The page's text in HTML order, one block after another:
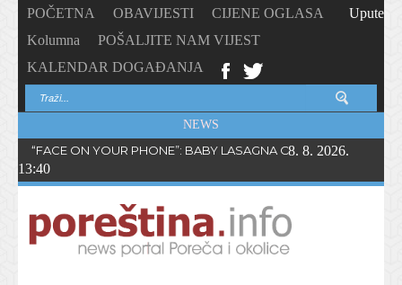
POČETNA OBAVIJESTI
CIJENE OGLASA
Kolumna
POŠALJITE NAM VIJEST
KALENDAR DOGAĐANJA
Upute
NEWS
“FACE ON YOUR PHONE”: BABY LASAGNA OBJAVIO NOVI
8. 8. 2026.
13:40